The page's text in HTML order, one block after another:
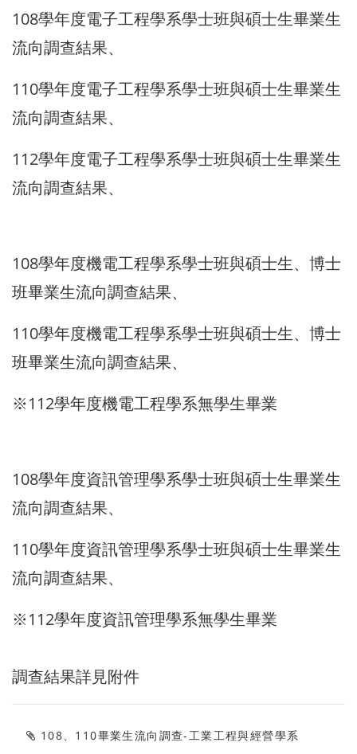
108學年度電子工程學系學士班與碩士生畢業生
流向調查結果、
110學年度電子工程學系學士班與碩士生畢業生
流向調查結果、
112學年度電子工程學系學士班與碩士生畢業生
流向調查結果、
108學年度機電工程學系學士班與碩士生、博士
班畢業生流向調查結果、
110學年度機電工程學系學士班與碩士生、博士
班畢業生流向調查結果、
※112學年度機電工程學系無學生畢業
108學年度資訊管理學系學士班與碩士生畢業生
流向調查結果、
110學年度資訊管理學系學士班與碩士生畢業生
流向調查結果、
※112學年度資訊管理學系無學生畢業
調查結果詳見附件
108、110畢業生流向調查-工業工程與經營學系